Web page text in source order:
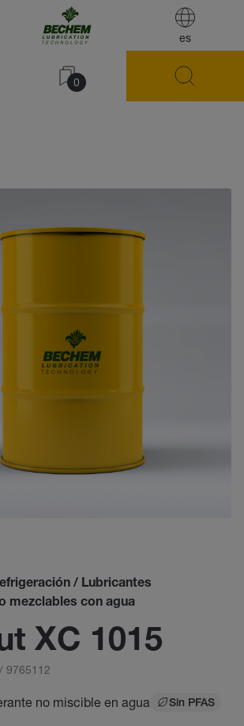
es
0
/ Lubricantes
mezclables con agua
XC 1015
/ 9765112
no miscible en agua Sin PFAS